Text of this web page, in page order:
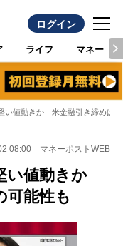
ログイン
ライフ マネー
い値動きか 米金融引き締めは
08:00 マネーポストWEB
い値動きか
可能性も